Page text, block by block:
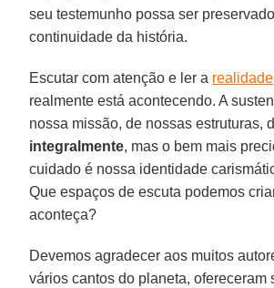
seu testemunho possa ser
continuidade da história.
Escutar com atenção e ler a realidade
realmente está acontecendo. A
nossa missão, de nossas estruturas,
integralmente, mas o bem mais
cuidado é nossa identidade
Que espaços de escuta podemos
aconteça?
Devemos agradecer aos muitos
vários cantos do planeta, ofereceram